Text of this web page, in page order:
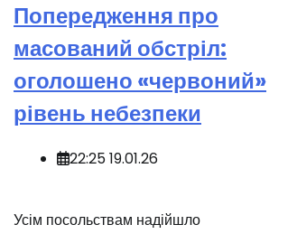
Попередження про
масований обстріл:
оголошено «червоний»
рівень небезпеки
22:25 19.01.26
️Усім посольствам надійшло